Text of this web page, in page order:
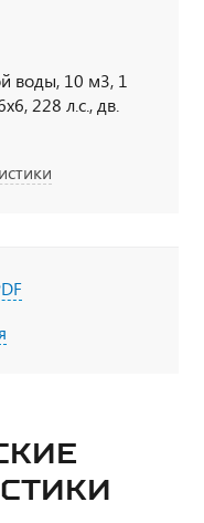
воды, 10 м3, 1
228 л.с., дв.